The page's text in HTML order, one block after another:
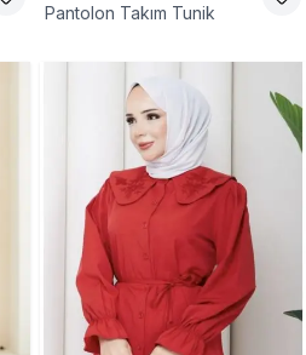
Pantolon Takım Tunik